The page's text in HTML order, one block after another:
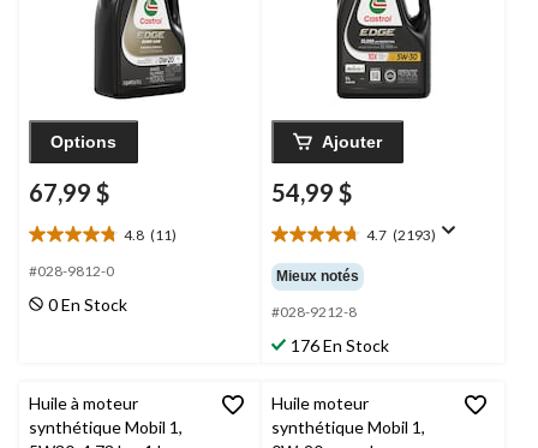
Options
67,99 $
4.8 (11)
4.8
étoile(s)
5.
#028-9812-0
0 En Stock
Ajouter
54,99 $
4.7 (2193)
4.7
étoile(s)
sur
5.
2193
évaluations
Mieux notés
#028-9212-8
176 En Stock
Huile à moteur
synthétique Mobil 1,
Huile moteur
synthétique Mobil 1,